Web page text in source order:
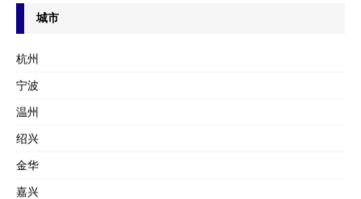
城市
杭州
宁波
温州
绍兴
金华
嘉兴